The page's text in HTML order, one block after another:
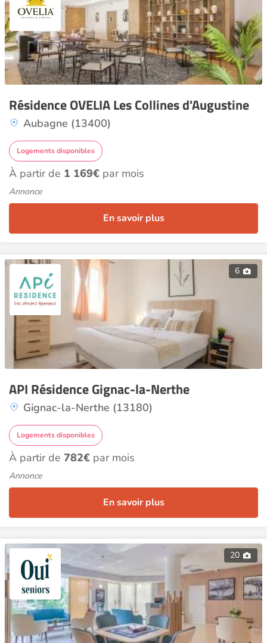
Résidence OVELIA Les Collines d'Augustine
Aubagne (13400)
Logements disponibles
À partir de 1 169€ par mois
Annonce
En savoir plus
6
API Résidence Gignac-la-Nerthe
Gignac-la-Nerthe (13180)
Logements disponibles
À partir de 782€ par mois
Annonce
En savoir plus
20